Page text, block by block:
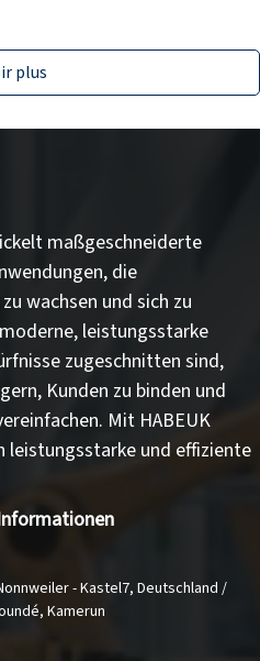
plus
maßgeschneiderte
, die
wachsen und sich zu
leistungsstarke
zugeschnitten sind,
, Kunden zu binden und
. Mit HABEUK
leistungsstarke und effiziente
- Kastel7, Deutschland /
Kamerun